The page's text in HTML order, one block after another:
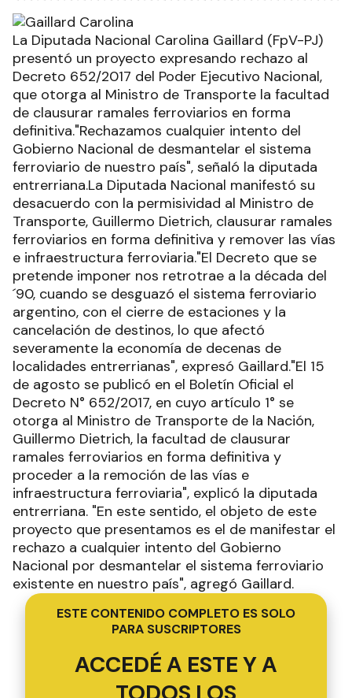
La Diputada Nacional Carolina Gaillard (FpV-PJ)
presentó un proyecto expresando rechazo al
Decreto 652/2017 del Poder Ejecutivo Nacional,
que otorga al Ministro de Transporte la facultad
de clausurar ramales ferroviarios en forma
definitiva."Rechazamos cualquier intento del
Gobierno Nacional de desmantelar el sistema
ferroviario de nuestro país", señaló la diputada
entrerriana.La Diputada Nacional manifestó su
desacuerdo con la permisividad al Ministro de
Transporte, Guillermo Dietrich, clausurar ramales
ferroviarios en forma definitiva y remover las vías
e infraestructura ferroviaria."El Decreto que se
pretende imponer nos retrotrae a la década del
´90, cuando se desguazó el sistema ferroviario
argentino, con el cierre de estaciones y la
cancelación de destinos, lo que afectó
severamente la economía de decenas de
localidades entrerrianas", expresó Gaillard."El 15
de agosto se publicó en el Boletín Oficial el
Decreto N° 652/2017, en cuyo artículo 1° se
otorga al Ministro de Transporte de la Nación,
Guillermo Dietrich, la facultad de clausurar
ramales ferroviarios en forma definitiva y
proceder a la remoción de las vías e
infraestructura ferroviaria", explicó la diputada
entrerriana. "En este sentido, el objeto de este
proyecto que presentamos es el de manifestar el
rechazo a cualquier intento del Gobierno
Nacional por desmantelar el sistema ferroviario
existente en nuestro país", agregó Gaillard.
ESTE CONTENIDO COMPLETO ES SOLO
PARA SUSCRIPTORES
ACCEDÉ A ESTE Y A